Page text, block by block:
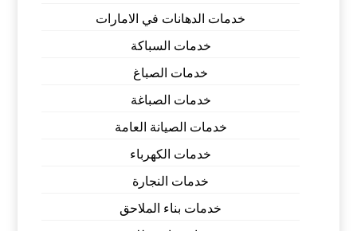
خدمات الدهانات في الامارات
خدمات السباكة
خدمات الصباغ
خدمات الصباغة
خدمات الصيانة العامة
خدمات الكهرباء
خدمات النجارة
خدمات بناء الملاحق